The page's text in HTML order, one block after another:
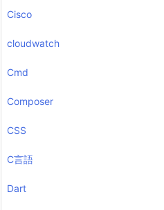
Cisco
cloudwatch
Cmd
Composer
CSS
C言語
Dart